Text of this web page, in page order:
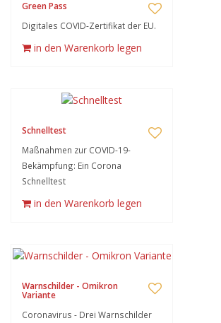
Green Pass
Digitales COVID-Zertifikat der EU.
in den Warenkorb legen
Schnelltest
Maßnahmen zur COVID-19-
Bekämpfung: Ein Corona
Schnelltest
in den Warenkorb legen
Warnschilder - Omikron
Variante
Coronavirus - Drei Warnschilder